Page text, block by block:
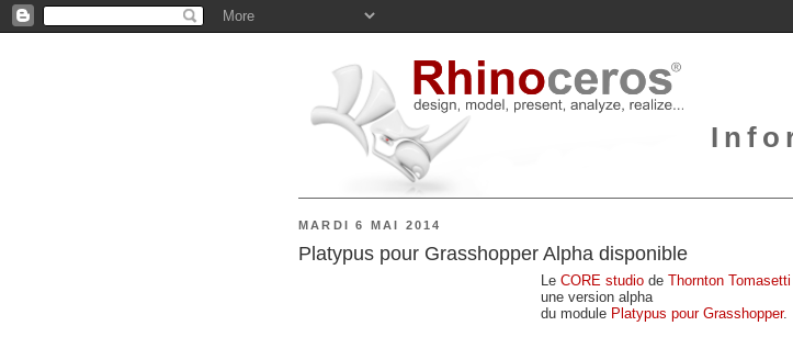
MARDI 6 MAI 2014
Platypus pour Grasshopper Alpha disponible
Le CORE studio de Thornton Tomasetti
une version alpha
du module Platypus pour Grasshopper.